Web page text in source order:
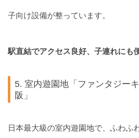
子向け設備が整っています。
駅直結でアクセス良好、子連れにも
5. 室内遊園地「ファンタジー
阪」
日本最大級の室内遊園地で、ふわふ